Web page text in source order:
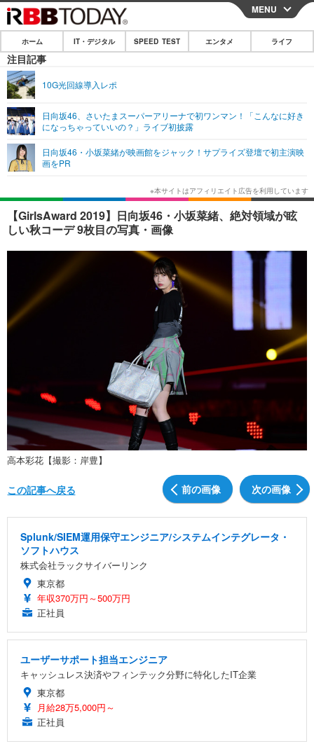
CLOSE
ホーム
IT・デジタル
ネタ
ショッピング その他
SPEED TEST
エンタメ
エンタメTOP
韓国・芸能
音楽 スポーツ
ショッピング その他
ライフ
ライフTOP グルメ
ペット ショッピング
その他
リリース一覧
プッシュ通知の停止方法
MENU
ホーム IT・デジタル SPEED TEST エンタメ ライフ
注目記事
10G光回線導入レポ
日向坂46、さいたまスーパーアリーナで初ワンマン！「こんなに好き
になっちゃっていいの？」ライブ初披露
日向坂46・小坂菜緒が映画館をジャック！サプライズ登壇で初主演映
画をPR
【GirlsAward 2019】日向坂46・小坂菜緒、絶対領域が眩
しい秋コーデ 9枚目の写真・画像
高本彩花【撮影：岸豊】
前の画像 次の画像
この記事へ戻る
Splunk/SIEM運用保守エンジニア/システムインテグレータ・
ソフトハウス
株式会社ラックサイバーリンク
東京都
年収370万円～500万円
正社員
ユーザーサポート担当エンジニア
キャッシュレス決済やフィンテック分野に特化したIT企業
東京都
月給28万5,000円～
正社員